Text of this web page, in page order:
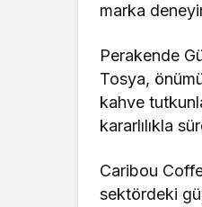
marka
Perakende
Tosya,
kahve
kararlılıkla
Caribou
sektördeki